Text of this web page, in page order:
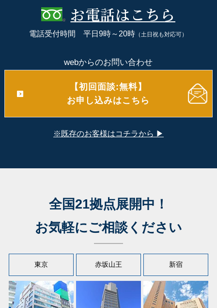
お電話はこちら
電話受付時間 平日9時～20時 （土日祝も対応可）
webからのお問い合わせ
【初回面談:無料】
お申し込みはこちら
※既存のお客様はコチラから ▶
全国21拠点展開中！
お気軽にご相談ください
東京 赤坂山王 新宿